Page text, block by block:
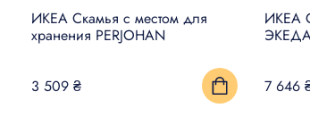
ИКЕА Скамья с местом для
хранения PERJOHAN
3 509 ₴
ИКЕА
7 646